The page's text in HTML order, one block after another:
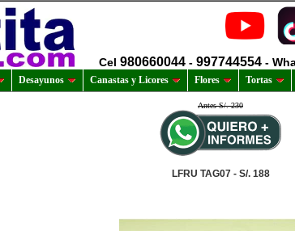
Cel 980660044 - 997744554 -
Desayunos Canastas y Licores Flores Tortas
Antes S/. 230
LFRU TAG07 - S/. 188